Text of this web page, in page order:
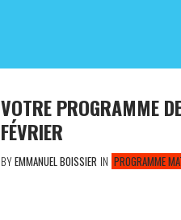
VOTRE PROGRAMME
FÉVRIER
BYEMMANUEL BOISSIER IN PROGRAMME